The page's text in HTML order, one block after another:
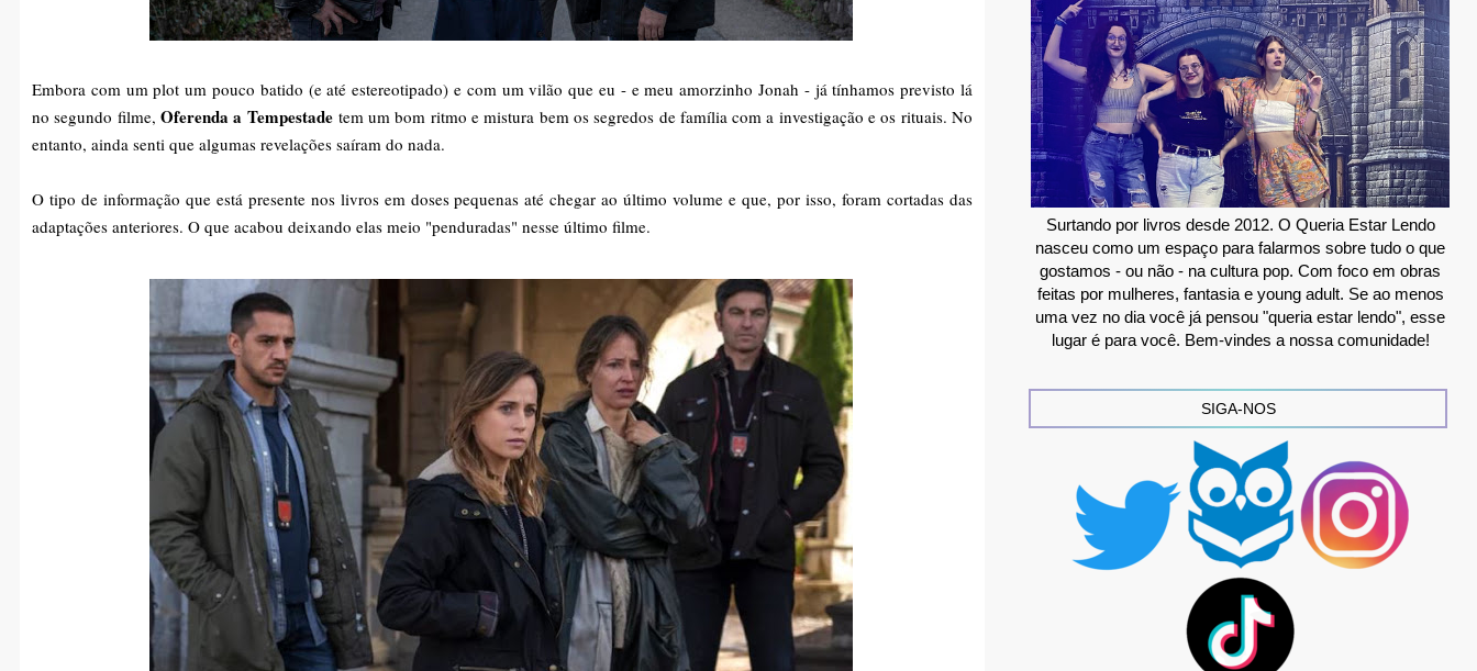
Embora com um plot um pouco batido (e até estereotipado) e com um vilão que eu - e meu amorzinho Jonah - já tínhamos previsto lá
no segundo filme, Oferenda a Tempestadetem um bom ritmo e mistura bem os segredos de família com a investigação e os rituais. No
entanto, ainda senti que algumas revelações saíram do nada.
O tipo de informação que está presente nos livros em doses pequenas até chegar ao último volume e que, por isso, foram cortadas das
adaptações anteriores. O que acabou deixando elas meio "penduradas" nesse último filme.
Surtando por livros desde 2012. O Queria Estar Lendo
nasceu como um espaço para falarmos sobre tudo o que
gostamos - ou não - na cultura pop. Com foco em obras
feitas por mulheres, fantasia e young adult. Se ao menos
uma vez no dia você já pensou "queria estar lendo", esse
lugar é para você. Bem-vindes a nossa comunidade!
SIGA-NOS